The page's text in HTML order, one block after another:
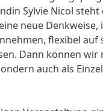
Sylvie Nicol steht
neue
flexibel auf
Dann können wir
auch als